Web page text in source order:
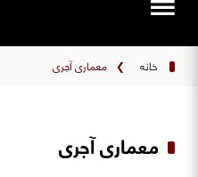
خانه ❯ معماری آجری
معماری آجری